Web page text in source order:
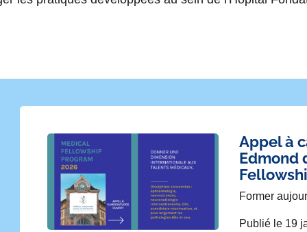
Appel à
Edmond
Former
Publié le 19